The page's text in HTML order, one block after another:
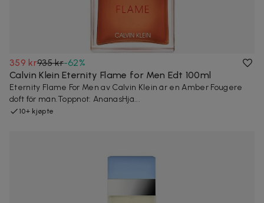
359 kr935 kr-62%
Calvin Klein Eternity Flame for Men Edt 100ml
Eternity Flame For Men av Calvin Klein är en Amber Fougere
doft för män.Toppnot: AnanasHjä...
10+ kjøpte